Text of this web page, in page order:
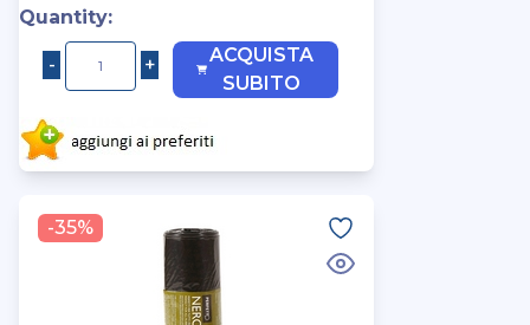
Quantity:
ACQUISTA
SUBITO
-35%